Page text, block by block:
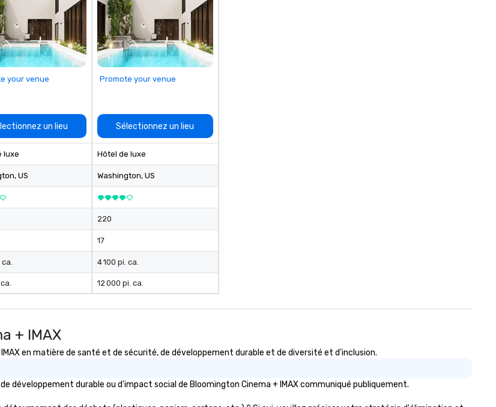
clients across multiple time
zones. Let’s craft something
extraordinary together—contact
us today!
your venue
un lieu
luxe
, US
ca.
Promote your venue
Sélectionnez un lieu
Hôtel de luxe
Washington, US
220
17
4 100 pi. ca.
12 000 pi. ca.
+ IMAX
en matière de santé et de sécurité, de développement durable et de diversité et d'inclusion.
durable ou d'impact social de Bloomington Cinema + IMAX communiqué publiquement.